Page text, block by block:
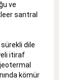
ve
santral
dile
itiraf
kömür